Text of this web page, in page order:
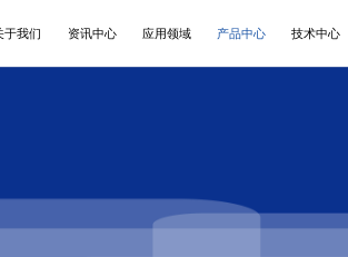
于我们 资讯中心 应用领域 产品中心 技术中心